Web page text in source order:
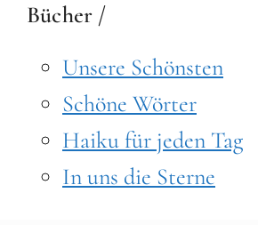
Bücher /
Unsere Schönsten
Schöne Wörter
Haiku für jeden Tag
In uns die Sterne